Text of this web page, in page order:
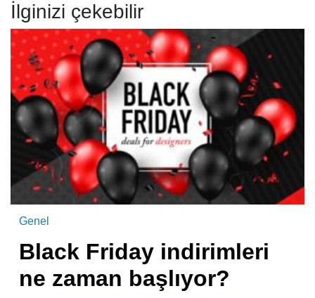
İlginizi çekebilir
Genel
Black Friday indirimleri
ne zaman başlıyor?